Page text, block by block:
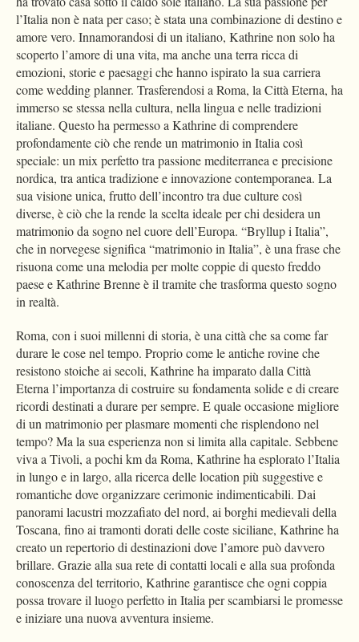
l’Italia non è nata per caso; è stata una combinazione di destino e
amore vero. Innamorandosi di un italiano, Kathrine non solo ha
scoperto l’amore di una vita, ma anche una terra ricca di
emozioni, storie e paesaggi che hanno ispirato la sua carriera
come wedding planner. Trasferendosi a Roma, la Città Eterna, ha
immerso se stessa nella cultura, nella lingua e nelle tradizioni
italiane. Questo ha permesso a Kathrine di comprendere
profondamente ciò che rende un matrimonio in Italia così
speciale: un mix perfetto tra passione mediterranea e precisione
nordica, tra antica tradizione e innovazione contemporanea. La
sua visione unica, frutto dell’incontro tra due culture così
diverse, è ciò che la rende la scelta ideale per chi desidera un
matrimonio da sogno nel cuore dell’Europa. “Bryllup i Italia”,
che in norvegese significa “matrimonio in Italia”, è una frase che
risuona come una melodia per molte coppie di questo freddo
paese e Kathrine Brenne è il tramite che trasforma questo sogno
in realtà.
Roma, con i suoi millenni di storia, è una città che sa come far
durare le cose nel tempo. Proprio come le antiche rovine che
resistono stoiche ai secoli, Kathrine ha imparato dalla Città
Eterna l’importanza di costruire su fondamenta solide e di creare
ricordi destinati a durare per sempre. E quale occasione migliore
di un matrimonio per plasmare momenti che risplendono nel
tempo? Ma la sua esperienza non si limita alla capitale. Sebbene
viva a Tivoli, a pochi km da Roma, Kathrine ha esplorato l’Italia
in lungo e in largo, alla ricerca delle location più suggestive e
romantiche dove organizzare cerimonie indimenticabili. Dai
panorami lacustri mozzafiato del nord, ai borghi medievali della
Toscana, fino ai tramonti dorati delle coste siciliane, Kathrine ha
creato un repertorio di destinazioni dove l’amore può davvero
brillare. Grazie alla sua rete di contatti locali e alla sua profonda
conoscenza del territorio, Kathrine garantisce che ogni coppia
possa trovare il luogo perfetto in Italia per scambiarsi le promesse
e iniziare una nuova avventura insieme.